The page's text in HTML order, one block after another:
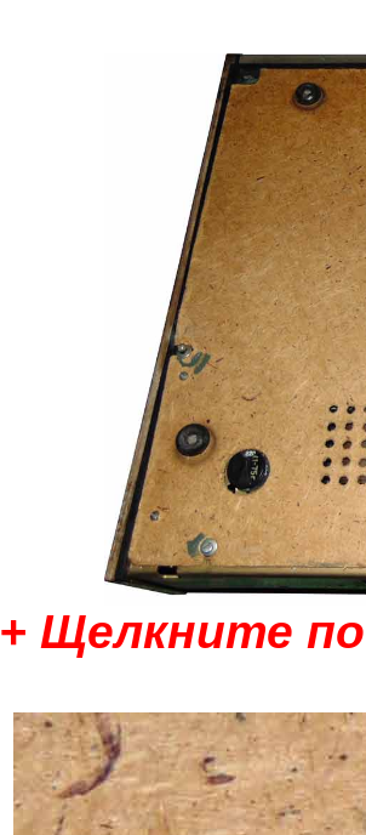
+ Щелкните